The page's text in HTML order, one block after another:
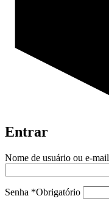
Entrar
Nome de usuário ou e-mail
Senha *Obrigatório